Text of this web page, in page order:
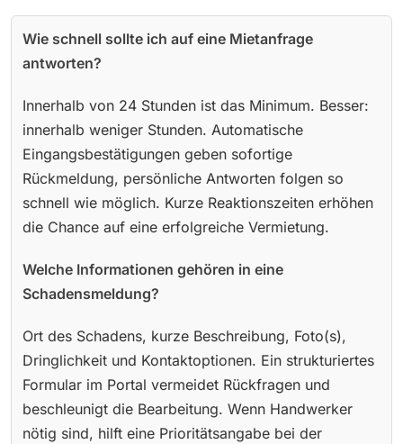
Wie schnell sollte ich auf eine Mietanfrage
antworten?
Innerhalb von 24 Stunden ist das Minimum. Besser:
innerhalb weniger Stunden. Automatische
Eingangsbestätigungen geben sofortige
Rückmeldung, persönliche Antworten folgen so
schnell wie möglich. Kurze Reaktionszeiten erhöhen
die Chance auf eine erfolgreiche Vermietung.
Welche Informationen gehören in eine
Schadensmeldung?
Ort des Schadens, kurze Beschreibung, Foto(s),
Dringlichkeit und Kontaktoptionen. Ein strukturiertes
Formular im Portal vermeidet Rückfragen und
beschleunigt die Bearbeitung. Wenn Handwerker
nötig sind, hilft eine Prioritätsangabe bei der